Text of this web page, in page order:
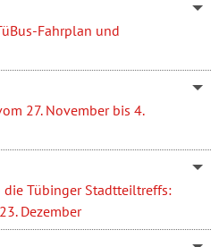
Fahrplan und
27. November bis 4.
die Tübinger Stadtteiltreffs:
Dezember